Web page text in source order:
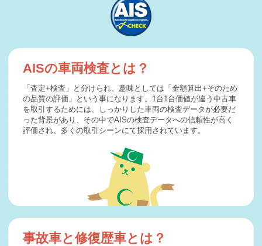
滝川市O様 トヨタ ハイラックス査定・買取 ご成約誠にあ
うございました …
2026-03-23
札幌市H様 三菱 デリカD:5査定・買取 ご成約誠にありが
とうございま …
2026-03-22
札幌市K様 スズキ スペーシア査定・買取 ご成約誠にあり
伊達市S様 トヨタ プリウスα査定・買取 ご成約誠にあり
毎週木曜日は定休日となります。
2026-03-18
札幌市I様 トヨタ タンク査定・買取 ご成約誠にありがと
うございました …
AISの車両検査とは？
「査定+検査」と分けられ、意味としては「金額算出+そのため
の品質の評価」という事になります。1台1台価値が違う中古車
を取引するためには、しっかりした車両の検査データが必要だ
った背景があり、その中でAISの検査データへの信頼性が高く
評価され、多くの取引シーンにて採用されています。
事故車と修復歴車とは？